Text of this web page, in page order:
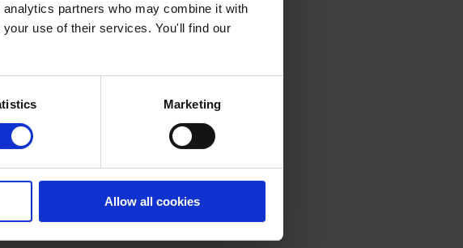
partners who may combine it with
use of their services. You'll find our
Marketing
Allow all cookies